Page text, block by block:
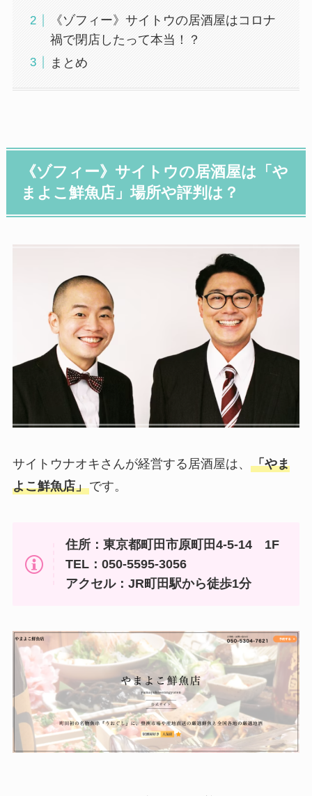
《ゾフィー》サイトウの居酒屋はコロナ
禍で閉店したって本当！？
まとめ
《ゾフィー》サイトウの居酒屋は「や
まよこ鮮魚店」場所や評判は？
サイトウナオキさんが経営する居酒屋は、 「やま
よこ鮮魚店」です。
住所：東京都町田市原町田4-5-14 1F
TEL：050-5595-3056
アクセル：JR町田駅から徒歩1分